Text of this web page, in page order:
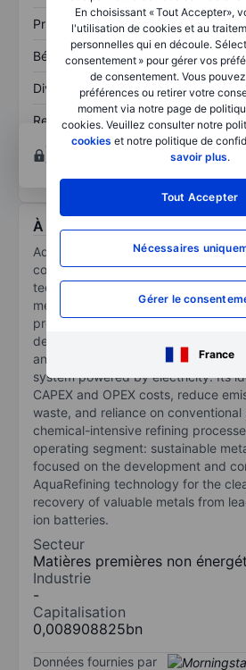
En choisissant « Tout Accepter»,
l'utilisation de cookies et au
personnelles qui en découle.
consentement » pour gérer vos
de consentement. Vous
préférences ou retirer votre
moment via notre page de
cookies. Veuillez consulter notre
cookies et notre politique de
savoir plus.
Tout Accepter
Nécessaires
Gérer le
France
Prix / ventes
Bénéfice par action
Dividende par action
Rendement des
capitaux propres
Ouvrir un compte pour accéder
techniques et d’analyses.
À propos Aqua Metals Inc.
Aqua Metals Inc is developing and
commercialize proprietary
technologies for the recovery of
metals. Its patented and patent-
process is an electro-
designed to recover high-purity
and other metal-bearing
system powered by electricity. Its
CAPEX and OPEX costs, reduce
waste, and reliance on conventional
chemical-intensive refining
operating segment: sustainable
focused on the development and
AquaRefining technology for the
recovery of valuable metals from
ion batteries.
Secteur
Matières premières non
Industrie
-
Capitalisation
0,008908825bn
Données fournies par